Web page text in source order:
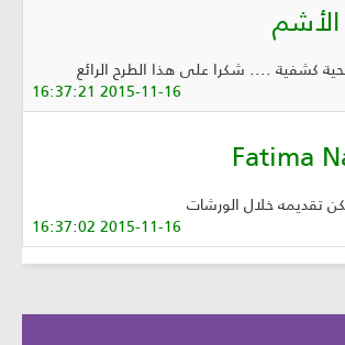
كشفية .... شكرا على هذا الطرح الرائع
2015-11-16 16:37:21
Fatima
تقديمه خلال الورشات
2015-11-16 16:37:02